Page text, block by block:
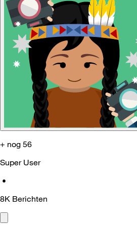
+ nog 56
Super User
•
8K Berichten